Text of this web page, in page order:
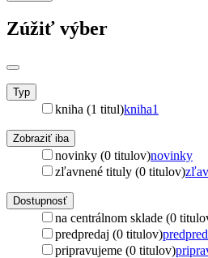
Zúžiť výber
Typ
kniha (1 titul)kniha1
Zobraziť iba
novinky (0 titulov)novinky
zľavnené tituly (0 titulov)
Dostupnosť
na centrálnom sklade (0
predpredaj (0 titulov)
pripravujeme (0 titulov)